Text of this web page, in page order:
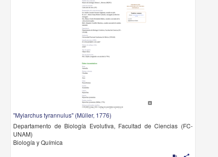
"Myiarchus tyrannulus" (Müller, 1776)
Departamento de Biología Evolutiva, Facultad de Ciencias (FC-
UNAM)
Biología y Química